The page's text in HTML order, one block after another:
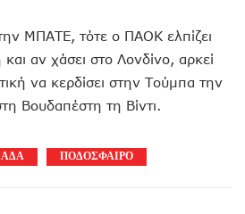
ΜΠΑΤΕ, τότε ο ΠΑΟΚ ελπίζει
αν χάσει στο Λονδίνο, αρκεί
να κερδίσει στην Τούμπα την
Βουδαπέστη τη Βίντι.
ΠΟΔΟΣΦΑΙΡΟ